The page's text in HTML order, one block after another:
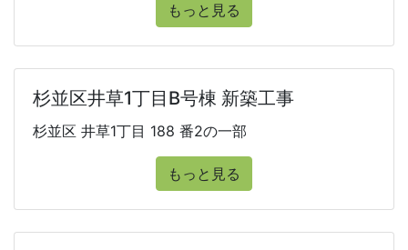
もっと見る
杉並区井草1丁目B号棟 新築工事
杉並区 井草1丁目 188 番2の一部
もっと見る